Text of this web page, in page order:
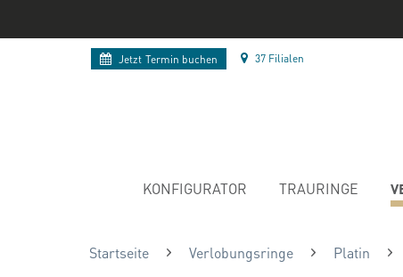
Jetzt Termin buchen 37 Filialen
KONFIGURATOR TRAURINGE
Startseite Verlobungsringe Platin